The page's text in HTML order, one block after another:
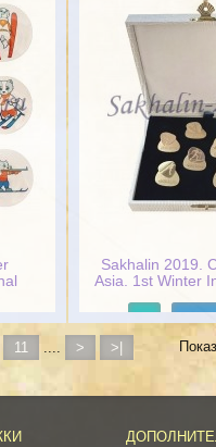
Sakhalin 2019.
Asia. 1st Winter
11 .... > >|